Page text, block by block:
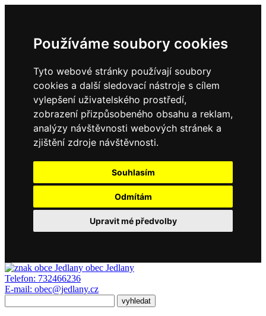
Používáme soubory cookies
Tyto webové stránky používají soubory
cookies a další sledovací nástroje s cílem
vylepšení uživatelského prostředí,
zobrazení přizpůsobeného obsahu a reklam,
analýzy návštěvnosti webových stránek a
zjištění zdroje návštěvnosti.
Souhlasím
Odmítám
Upravit mé předvolby
obec Jedlany
Telefon: 732466236
E-mail: obec@jedlany.cz